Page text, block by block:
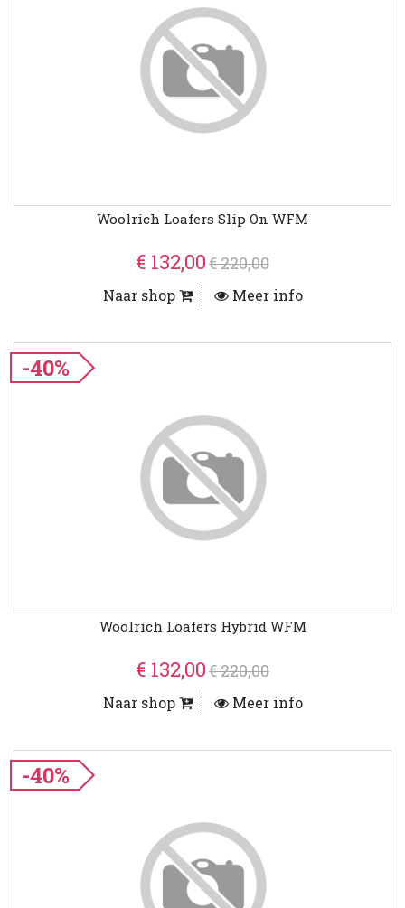
Woolrich Loafers Slip On WFM
€ 132,00€ 220,00
Naar shop Meer info
-40%
Woolrich Loafers Hybrid WFM
€ 132,00€ 220,00
Naar shop Meer info
-40%